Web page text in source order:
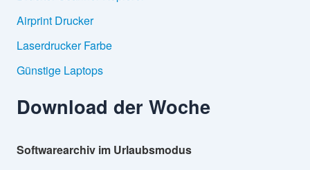
Airprint Drucker
Laserdrucker Farbe
Günstige Laptops
Download der Woche
Softwarearchiv im Urlaubsmodus